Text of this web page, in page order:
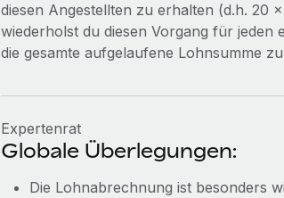
diesen Angestellten zu erhalten (d.h. 20
wiederholst du diesen Vorgang für jeden
die gesamte aufgelaufene Lohnsumme
Expertenrat
Globale Überlegungen:
Die Lohnabrechnung ist besonders